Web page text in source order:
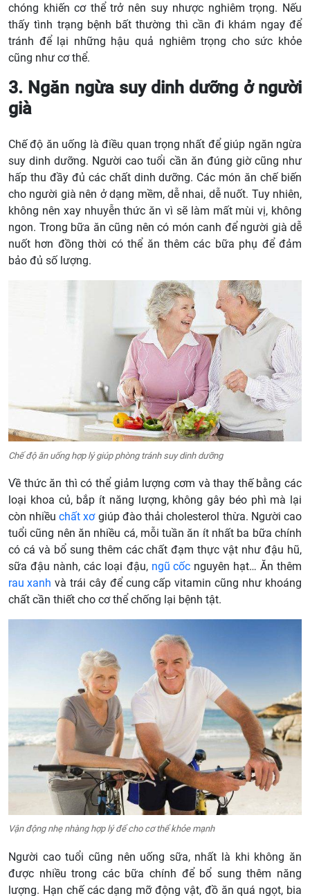
chóng khiến cơ thể trở nên suy nhược nghiêm trọng. Nếu
thấy tình trạng bệnh bất thường thì cần đi khám ngay để
tránh để lại những hậu quả nghiêm trọng cho sức khỏe
cũng như cơ thể.
3. Ngăn ngừa suy dinh dưỡng ở người
già
Chế độ ăn uống là điều quan trọng nhất để giúp ngăn ngừa
suy dinh dưỡng. Người cao tuổi cần ăn đúng giờ cũng như
hấp thu đầy đủ các chất dinh dưỡng. Các món ăn chế biến
cho người già nên ở dạng mềm, dễ nhai, dễ nuốt. Tuy nhiên,
không nên xay nhuyễn thức ăn vì sẽ làm mất mùi vị, không
ngon. Trong bữa ăn cũng nên có món canh để người già dễ
nuốt hơn đồng thời có thể ăn thêm các bữa phụ để đảm
bảo đủ số lượng.
Chế độ ăn uống hợp lý giúp phòng tránh suy dinh dưỡng
Về thức ăn thì có thể giảm lượng cơm và thay thế bằng các
loại khoa củ, bắp ít năng lượng, không gây béo phì mà lại
còn nhiềuchất xơgiúp đào thải cholesterol thừa. Người cao
tuổi cũng nên ăn nhiều cá, mỗi tuần ăn ít nhất ba bữa chính
có cá và bổ sung thêm các chất đạm thực vật như đậu hũ,
sữa đậu nành, các loại đậu, ngũ cốcnguyên hạt… Ăn thêm
rau xanh và trái cây để cung cấp vitamin cũng như khoáng
chất cần thiết cho cơ thể chống lại bệnh tật.
Vận động nhẹ nhàng hợp lý để cho cơ thể khỏe mạnh
Người cao tuổi cũng nên uống sữa, nhất là khi không ăn
được nhiều trong các bữa chính để bổ sung thêm năng
lượng. Hạn chế các dạng mỡ động vật, đồ ăn quá ngọt, bia